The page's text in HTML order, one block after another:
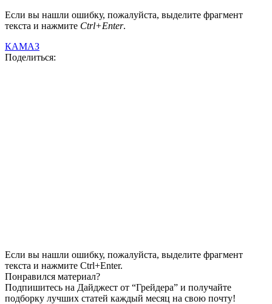
Если вы нашли ошибку, пожалуйста, выделите фрагмент
текста и нажмите Ctrl+Enter.
КАМАЗ
Поделиться:
Если вы нашли ошибку, пожалуйста, выделите фрагмент
текста и нажмите Ctrl+Enter.
Понравился материал?
Подпишитесь на Дайджест от “Грейдера” и получайте
подборку лучших статей каждый месяц на свою почту!